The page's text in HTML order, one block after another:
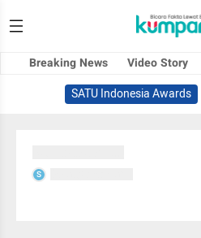
Breaking News Video Story
SATU Indonesia Awards
S